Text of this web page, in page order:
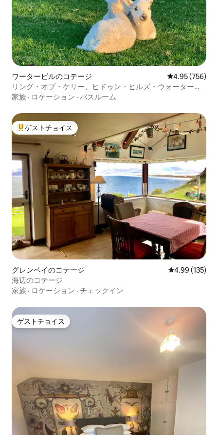
ワータービルのコテージ レビュー756
4.95 (756)
リング・オブ・ケリー、ヒドゥン・ヒルズ・ウォータービ
ル
家族 · ロケーション · バスルーム
大好評のゲストチョイスです。
ゲストチョイス
グレンベイのコテージ レビュー135
4.99 (135)
海辺のコテージ
家族 · ロケーション · チェックイン
ゲストチョイス
ゲストチョイス